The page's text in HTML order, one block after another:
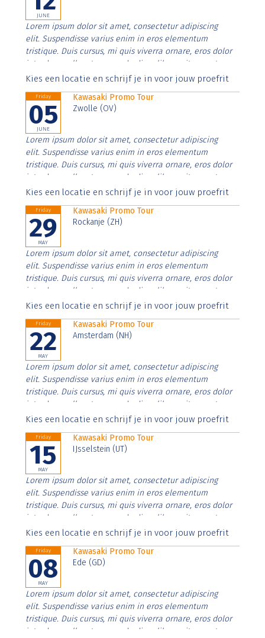
JUNE
Lorem ipsum dolor sit amet, consectetur adipiscing
elit. Suspendisse varius enim in eros elementum
tristique. Duis cursus, mi quis viverra ornare, eros dolor
interdum nulla, ut commodo diam libero vitae erat.
Aenean faucibus nibh et justo cursus id rutrum lorem
Kies een locatie en schrijf je in voor jouw proefrit
Friday
05
JUNE
Kawasaki Promo Tour
Zwolle (OV)
Lorem ipsum dolor sit amet, consectetur adipiscing
elit. Suspendisse varius enim in eros elementum
tristique. Duis cursus, mi quis viverra ornare, eros dolor
interdum nulla, ut commodo diam libero vitae erat.
Aenean faucibus nibh et justo cursus id rutrum lorem
Kies een locatie en schrijf je in voor jouw proefrit
Friday
29
MAY
Kawasaki Promo Tour
Rockanje (ZH)
Lorem ipsum dolor sit amet, consectetur adipiscing
elit. Suspendisse varius enim in eros elementum
tristique. Duis cursus, mi quis viverra ornare, eros dolor
interdum nulla, ut commodo diam libero vitae erat.
Aenean faucibus nibh et justo cursus id rutrum lorem
Kies een locatie en schrijf je in voor jouw proefrit
Friday
22
MAY
Kawasaki Promo Tour
Amsterdam (NH)
Lorem ipsum dolor sit amet, consectetur adipiscing
elit. Suspendisse varius enim in eros elementum
tristique. Duis cursus, mi quis viverra ornare, eros dolor
interdum nulla, ut commodo diam libero vitae erat.
Aenean faucibus nibh et justo cursus id rutrum lorem
Kies een locatie en schrijf je in voor jouw proefrit
Friday
15
MAY
Kawasaki Promo Tour
IJsselstein (UT)
Lorem ipsum dolor sit amet, consectetur adipiscing
elit. Suspendisse varius enim in eros elementum
tristique. Duis cursus, mi quis viverra ornare, eros dolor
interdum nulla, ut commodo diam libero vitae erat.
Aenean faucibus nibh et justo cursus id rutrum lorem
Kies een locatie en schrijf je in voor jouw proefrit
Friday
08
MAY
Kawasaki Promo Tour
Ede (GD)
Lorem ipsum dolor sit amet, consectetur adipiscing
elit. Suspendisse varius enim in eros elementum
tristique. Duis cursus, mi quis viverra ornare, eros dolor
interdum nulla, ut commodo diam libero vitae erat.